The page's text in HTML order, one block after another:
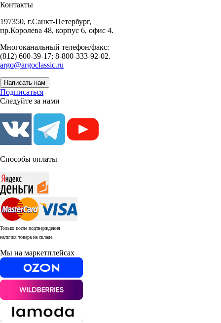
Контакты
197350, г.Санкт-Петербург,
пр.Королева 48, корпус 6, офис 4.
Многоканальный телефон/факс:
(812) 600-39-17; 8-800-333-92-02.
argo@argoclassic.ru
Написать нам
Подписаться
Следуйте за нами
Способы оплаты
Только после подтверждения
наличия товара на складе.
Мы на маркетплейсах